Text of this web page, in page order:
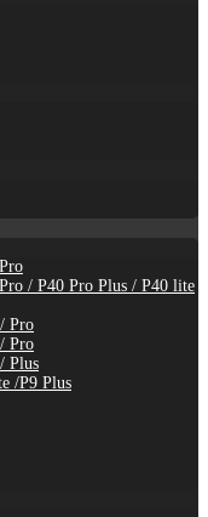
/ P40 Pro Plus / P40 lite
Pro
Pro
Plus
/P9 Plus